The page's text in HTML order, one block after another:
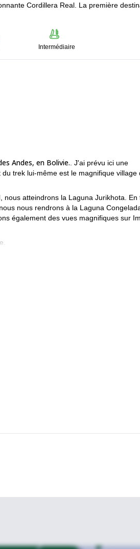
Cordillera Real. La première
Intermédiaire
Andes, en Bolivie. . J'ai prévu ici une
trek lui-même est le magnifique village
atteindrons la Laguna Jurikhota. En
nous rendrons à la Laguna
également des vues magnifiques sur
contactez-moi pour plus d'informations